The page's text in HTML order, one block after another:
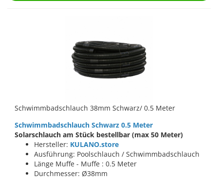
Schwimmbadschlauch 38mm Schwarz/ 0.5 Meter
Schwimmbadschlauch Schwarz 0.5 Meter
Solarschlauch am Stück bestellbar (max 50 Meter)
Hersteller: KULANO.store
Ausführung: Poolschlauch / Schwimmbadschlauch
Länge Muffe - Muffe : 0.5 Meter
Durchmesser: Ø38mm